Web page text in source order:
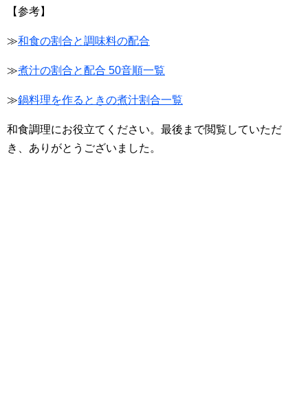
【参考】
≫和食の割合と調味料の配合
≫煮汁の割合と配合 50音順一覧
≫鍋料理を作るときの煮汁割合一覧
和食調理にお役立てください。最後まで閲覧していただ
き、ありがとうございました。